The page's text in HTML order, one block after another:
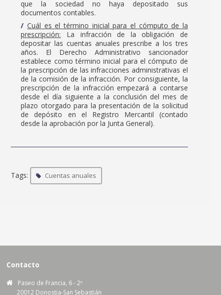
que la sociedad no haya depositado sus
documentos contables.
Cuál es el término inicial para el cómputo de la
prescripción: La infracción de la obligación de
depositar las cuentas anuales prescribe a los tres
años. El Derecho Administrativo sancionador
establece como término inicial para el cómputo de
la prescripción de las infracciones administrativas el
de la comisión de la infracción. Por consiguiente, la
prescripción de la infracción empezará a contarse
desde el día siguiente a la conclusión del mes de
plazo otorgado para la presentación de la solicitud
de depósito en el Registro Mercantil (contado
desde la aprobación por la Junta General).
Tags: Cuentas anuales
Contacto
Paseo de Francia, 6 - 2º
20012 Donostia-San Sebastián